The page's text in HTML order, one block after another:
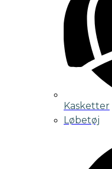
Kasketter
Løbetøj